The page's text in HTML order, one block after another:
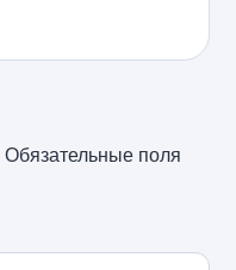
Обязательные поля